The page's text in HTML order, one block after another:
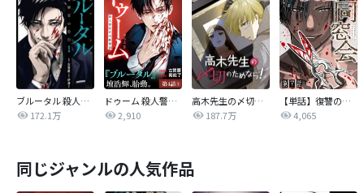
ブルータル 殺人警察官の告白
172.1万
ドゥーム 殺人警察官の断罪録 分冊版
2,910
高木先生の〆切のためなら！
187.7万
【単話】復讐の同窓会
4,065
同じジャンルの人気作品